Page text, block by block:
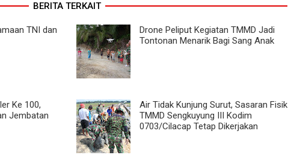
BERITA TERKAIT
TNI dan
Drone Peliput Kegiatan TMMD Jadi
Tontonan Menarik Bagi Sang Anak
Ke 100,
Jembatan
Air Tidak Kunjung Surut, Sasaran Fisik
TMMD Sengkuyung III Kodim
0703/Cilacap Tetap Dikerjakan